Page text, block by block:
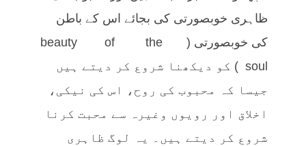
ظاہری خوبصورتی کی بجائے اس کے باطن
کی خوبصورتی (beauty of the
soul) کو دیکھنا شروع کر دیتے ہیں
جیسا کہ محبوب کی روح، اس کی نیکی،
اخلاق اور رویوں وغیرہ سے محبت کرنا
شروع کر دیتے ہیں۔ یہ لوگ ظاہری